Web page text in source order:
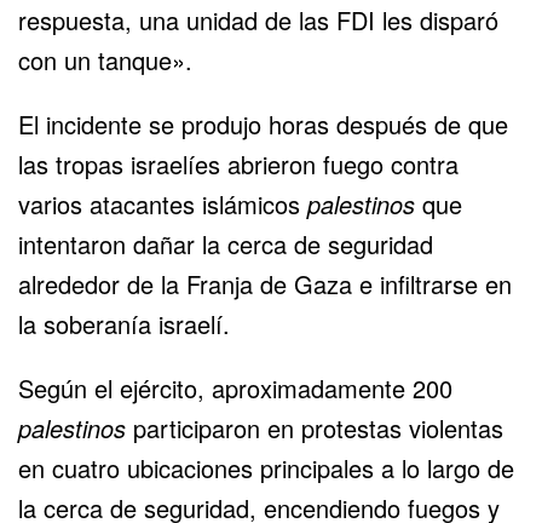
respuesta, una unidad de las FDI les disparó
con un tanque».
El incidente se produjo horas después de que
las tropas israelíes abrieron fuego contra
varios atacantes islámicos palestinos que
intentaron dañar la cerca de seguridad
alrededor de la Franja de Gaza e infiltrarse en
la soberanía israelí.
Según el ejército, aproximadamente 200
palestinos participaron en protestas violentas
en cuatro ubicaciones principales a lo largo de
la cerca de seguridad, encendiendo fuegos y